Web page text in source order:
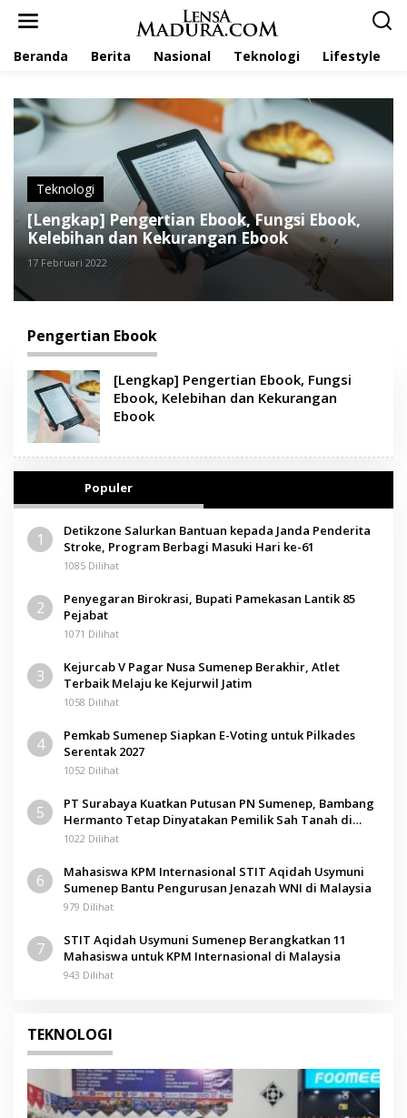
Beranda Berita Nasional Teknologi Lifestyle
Teknologi
[Lengkap] Pengertian Ebook, Fungsi Ebook,
Kelebihan dan Kekurangan Ebook
17 Februari 2022
Pengertian Ebook
[Lengkap] Pengertian Ebook, Fungsi
Ebook, Kelebihan dan Kekurangan
Ebook
Populer
1
Detikzone Salurkan Bantuan kepada Janda Penderita
Stroke, Program Berbagi Masuki Hari ke-61
1085 Dilihat
2
Penyegaran Birokrasi, Bupati Pamekasan Lantik 85
Pejabat
1071 Dilihat
3
Kejurcab V Pagar Nusa Sumenep Berakhir, Atlet
Terbaik Melaju ke Kejurwil Jatim
1058 Dilihat
4
Pemkab Sumenep Siapkan E-Voting untuk Pilkades
Serentak 2027
1052 Dilihat
5
PT Surabaya Kuatkan Putusan PN Sumenep, Bambang
Hermanto Tetap Dinyatakan Pemilik Sah Tanah di
Pamolokan
1022 Dilihat
6
Mahasiswa KPM Internasional STIT Aqidah Usymuni
Sumenep Bantu Pengurusan Jenazah WNI di Malaysia
979 Dilihat
7
STIT Aqidah Usymuni Sumenep Berangkatkan 11
Mahasiswa untuk KPM Internasional di Malaysia
943 Dilihat
TEKNOLOGI